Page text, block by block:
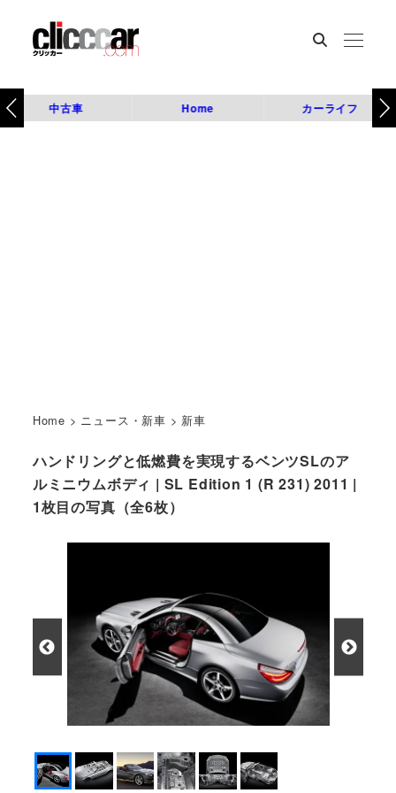
中古車 Home カーライフ
Home > ニュース・新車 > 新車
ハンドリングと低燃費を実現するベンツSLのア
ルミニウムボディ | SL Edition 1 (R 231) 2011 |
1枚目の写真（全6枚）